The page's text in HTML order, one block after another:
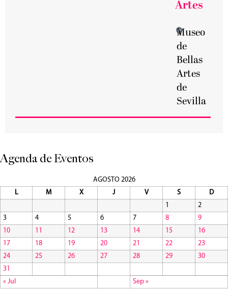
Artes
Museo
de
Bellas
Artes
de
Sevilla
Agenda de Eventos
AGOSTO 2026
L
M X J V S
D
1
2
3
4 5 6 7 8
9
10
11 12 13 14 15
16
17
18 19 20 21 22
23
24
25 26 27 28 29
30
31
« Jul
Sep »